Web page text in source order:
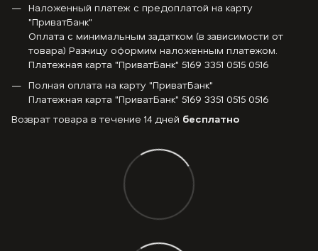
Наложенный платеж с предоплатой на карту
"ПриватБанк"
Оплата с минимальным задатком (в зависимости от
товара) Разницу оформим наложенным платежом.
Платежная карта "ПриватБанк" 5169 3351 0515 0516
Полная оплата на карту "ПриватБанк"
Платежная карта "ПриватБанк" 5169 3351 0515 0516
Возврат товара в течение 14 дней бесплатно